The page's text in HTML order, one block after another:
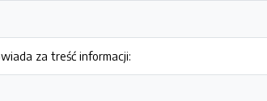
za treść informacji: